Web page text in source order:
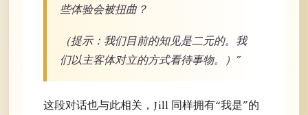
些体验会被扭曲？
（提示：我们目前的知见是二元的。我
们以主客体对立的方式看待事物。）”
这段对话也与此相关，Jill 同样拥有“我是”的